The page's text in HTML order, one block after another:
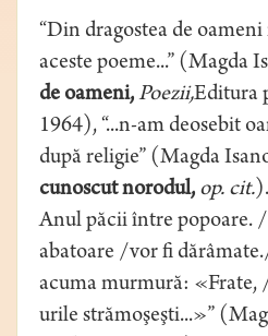
“Din dragostea de
aceste poeme...” (Magda
de oameni,Poezii,Editura
1964), “...n-am deosebit
după religie” (Magda
cunoscut norodul, op. cit.
Anul păcii între popoare.
abatoare /vor fi
acuma murmură: «Frate,
urile strămoşeşti...»”